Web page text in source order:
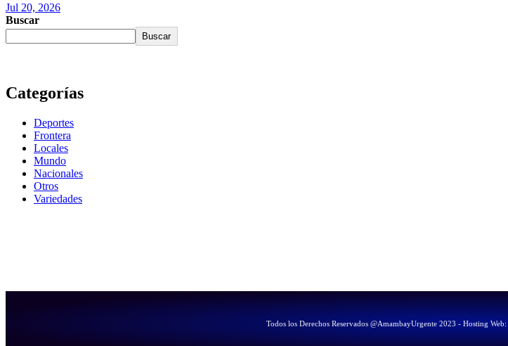
Jul 20, 2026
Buscar
Buscar
Categorías
Deportes
Frontera
Locales
Mundo
Nacionales
Otros
Variedades
Todos los Derechos Reservados @AmambayUrgente 2023 - Hosting Web: